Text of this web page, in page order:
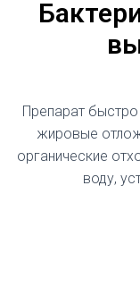
Препарат
жировые
органические
воду,